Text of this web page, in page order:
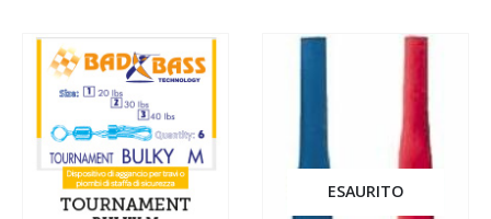
ESAURITO